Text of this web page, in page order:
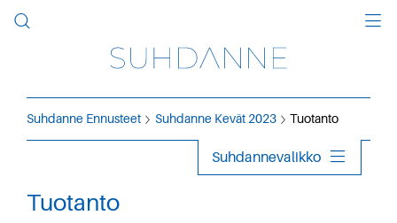
Suhdanne Ennusteet Suhdanne Kevät 2023 Tuotanto
Tuotanto
Suhdannevalikko